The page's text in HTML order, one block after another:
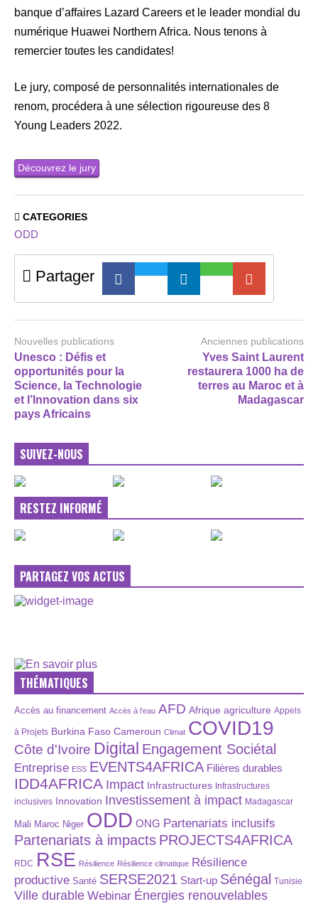
banque d’affaires Lazard Careers et le leader mondial du
numérique Huawei Northern Africa. Nous tenons à
remercier toutes les candidates!
Le jury, composé de personnalités internationales de
renom, procédera à une sélection rigoureuse des 8
Young Leaders 2022.
Découvrez le jury
CATEGORIES
ODD
Partager
Nouvelles publications
Unesco : Défis et
opportunités pour la
Science, la Technologie
et l’Innovation dans six
pays Africains
Anciennes publications
Yves Saint Laurent
restaurera 1000 ha de
terres au Maroc et à
Madagascar
SUIVEZ-NOUS
RESTEZ INFORMÉ
PARTAGEZ VOS ACTUS
THÉMATIQUES
Accès au financement Accès à l’eau AFD Afrique agriculture Appels
à Projets Burkina Faso Cameroun Climat COVID19
Côte d'Ivoire Digital Engagement Sociétal
Entreprise ESS EVENTS4AFRICA Filières durables
IDD4AFRICA Impact Infrastructures Infrastructures
inclusives Innovation Investissement à impact Madagascar
Mali Maroc Niger ODD ONG Partenariats inclusifs
Partenariats à impacts PROJECTS4AFRICA
RDC RSE Résilience Résilience climatique Résilience
productive Santé SERSE2021 Start-up Sénégal Tunisie
Ville durable Webinar Énergies renouvelables